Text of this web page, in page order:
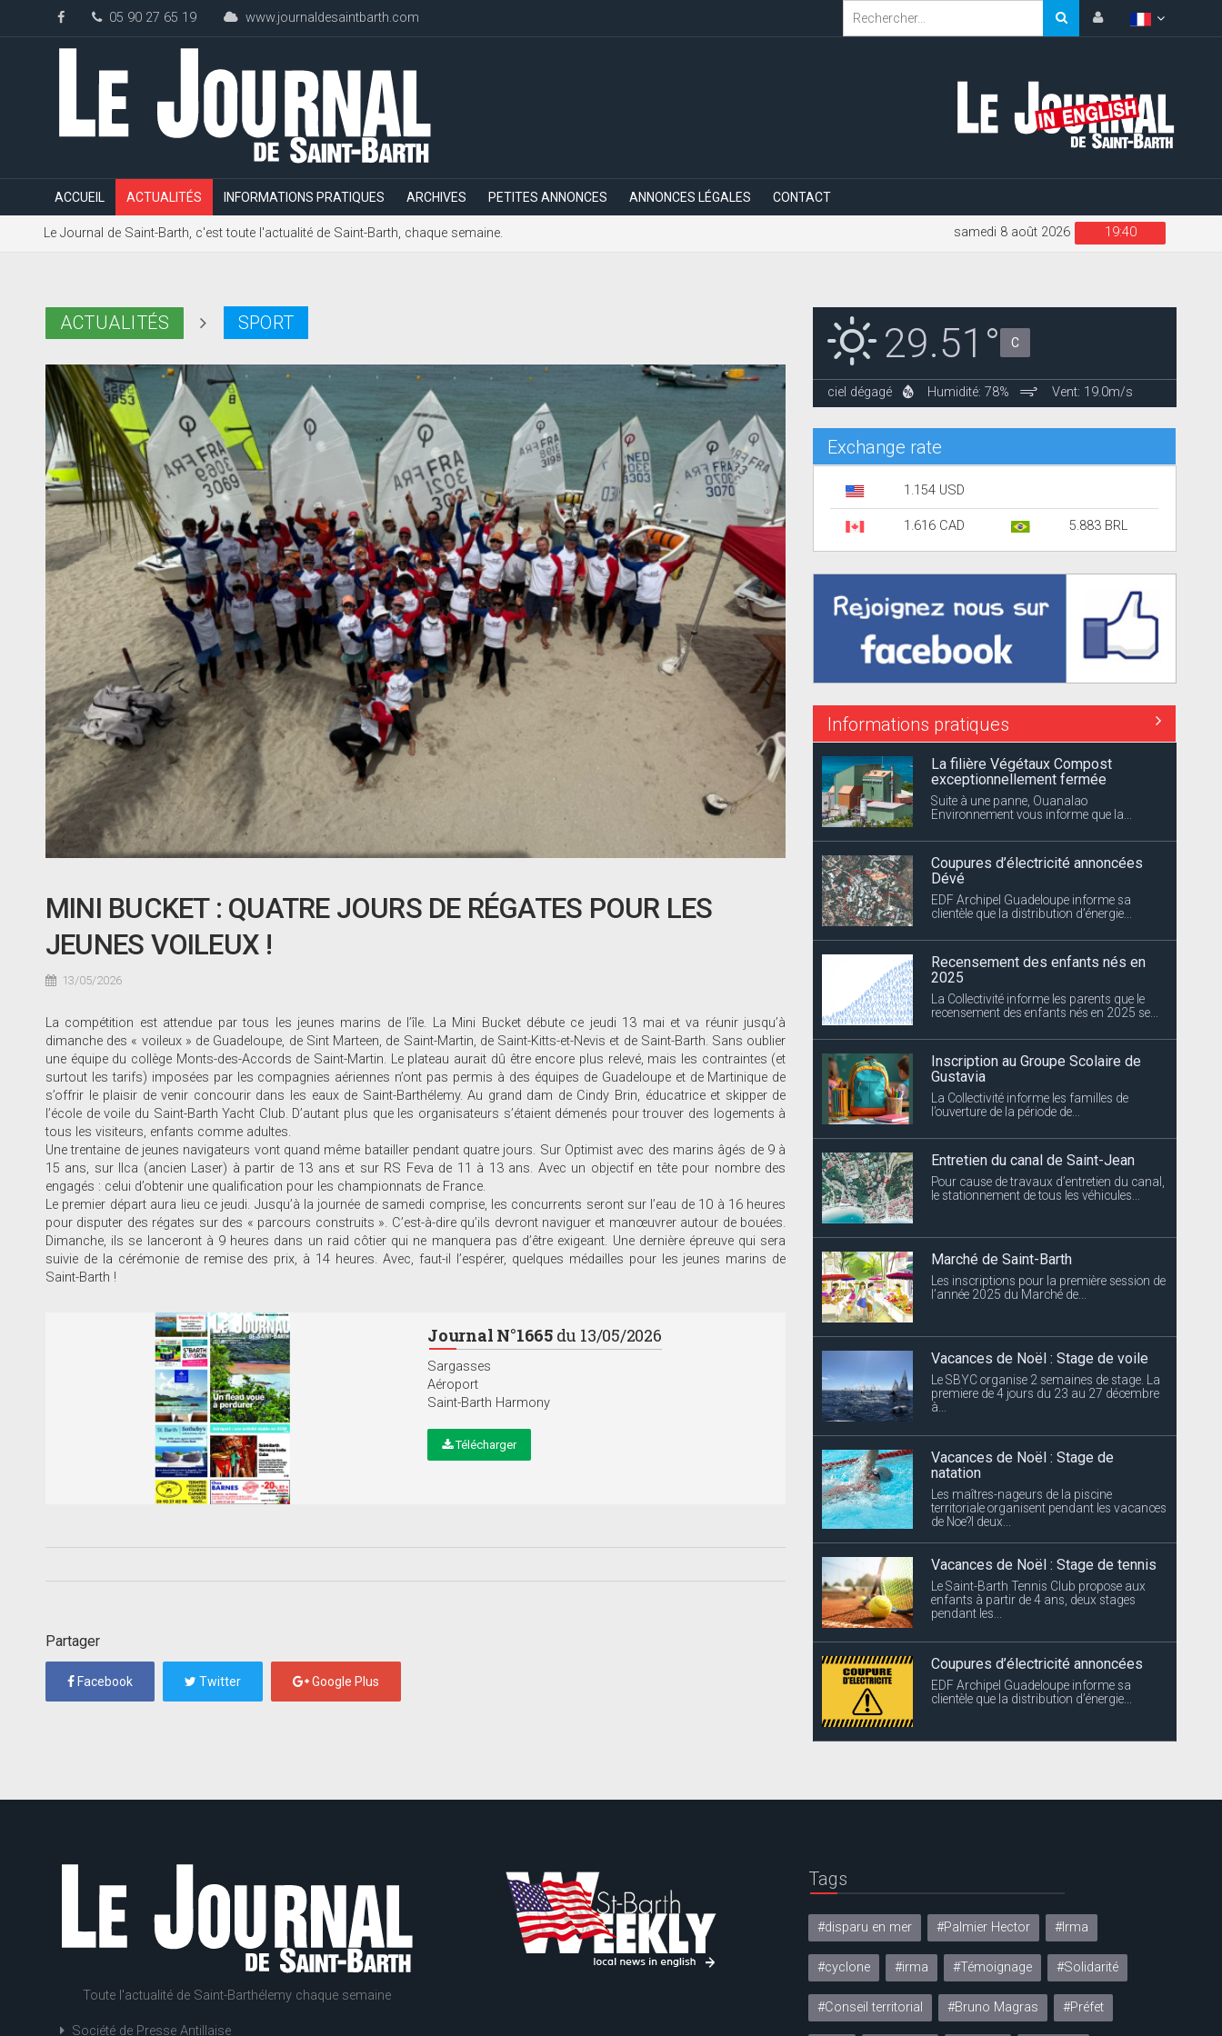
05 90 27 65 19 www.journaldesaintbarth.com
ACCUEIL ACTUALITÉS INFORMATIONS PRATIQUES ARCHIVES PETITES ANNONCES ANNONCES LÉGALES CONTACT
Le Journal de Saint-Barth, c'est toute l'actualité de Saint-Barth, chaque semaine. 19:40
samedi 8 août 2026
ACTUALITÉS SPORT
MINI BUCKET : QUATRE JOURS DE RÉGATES POUR LES
JEUNES VOILEUX !
13/05/2026
La compétition est attendue par tous les jeunes marins de l’île. La Mini Bucket débute ce jeudi 13 mai et va réunir jusqu’à
dimanche des « voileux » de Guadeloupe, de Sint Marteen, de Saint-Martin, de Saint-Kitts-et-Nevis et de Saint-Barth. Sans oublier
une équipe du collège Monts-des-Accords de Saint-Martin. Le plateau aurait dû être encore plus relevé, mais les contraintes (et
surtout les tarifs) imposées par les compagnies aériennes n’ont pas permis à des équipes de Guadeloupe et de Martinique de
s’offrir le plaisir de venir concourir dans les eaux de Saint-Barthélemy. Au grand dam de Cindy Brin, éducatrice et skipper de
l’école de voile du Saint-Barth Yacht Club. D’autant plus que les organisateurs s’étaient démenés pour trouver des logements à
tous les visiteurs, enfants comme adultes.
Une trentaine de jeunes navigateurs vont quand même batailler pendant quatre jours. Sur Optimist avec des marins âgés de 9 à
15 ans, sur Ilca (ancien Laser) à partir de 13 ans et sur RS Feva de 11 à 13 ans. Avec un objectif en tête pour nombre des
engagés : celui d’obtenir une qualification pour les championnats de France.
Le premier départ aura lieu ce jeudi. Jusqu’à la journée de samedi comprise, les concurrents seront sur l’eau de 10 à 16 heures
pour disputer des régates sur des « parcours construits ». C’est-à-dire qu’ils devront naviguer et manœuvrer autour de bouées.
Dimanche, ils se lanceront à 9 heures dans un raid côtier qui ne manquera pas d’être exigeant. Une dernière épreuve qui sera
suivie de la cérémonie de remise des prix, à 14 heures. Avec, faut-il l’espérer, quelques médailles pour les jeunes marins de
Saint-Barth !
Journal N°1665du 13/05/2026
Sargasses
Aéroport
Saint-Barth Harmony
Télécharger
Partager
Facebook Twitter Google Plus
29.51° C
ciel dégagé Humidité: 78% Vent: 19.0m/s
Exchange rate
1.154 USD
1.616 CAD 5.883 BRL
Informations pratiques
La filière Végétaux Compost
exceptionnellement fermée
Suite à une panne, Ouanalao
Environnement vous informe que la...
Coupures d’électricité annoncées
Dévé
EDF Archipel Guadeloupe informe sa
clientèle que la distribution d’énergie...
Recensement des enfants nés en
2025
La Collectivité informe les parents que le
recensement des enfants nés en 2025 se...
Inscription au Groupe Scolaire de
Gustavia
La Collectivité informe les familles de
l’ouverture de la période de...
Entretien du canal de Saint-Jean
Pour cause de travaux d’entretien du canal,
le stationnement de tous les véhicules...
Marché de Saint-Barth
Les inscriptions pour la première session de
l’année 2025 du Marché de...
Vacances de Noël : Stage de voile
Le SBYC organise 2 semaines de stage. La
premiere de 4 jours du 23 au 27 décembre
à...
Vacances de Noël : Stage de
natation
Les maîtres-nageurs de la piscine
territoriale organisent pendant les vacances
de Noe?l deux...
Vacances de Noël : Stage de tennis
Le Saint-Barth Tennis Club propose aux
enfants à partir de 4 ans, deux stages
pendant les...
Coupures d’électricité annoncées
EDF Archipel Guadeloupe informe sa
clientèle que la distribution d’énergie...
Toute l'actualité de Saint-Barthélemy chaque semaine
Société de Presse Antillaise
Tags
#disparu en mer #Palmier Hector #Irma
#cyclone #irma #Témoignage #Solidarité
#Conseil territorial #Bruno Magras #Préfet